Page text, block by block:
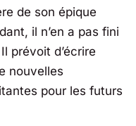
de son épique
il n’en a pas fini
prévoit d’écrire
nouvelles
pour les futurs